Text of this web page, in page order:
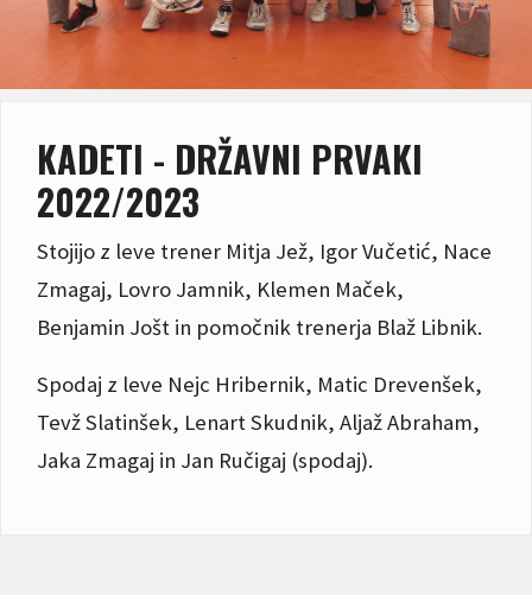
KADETI - DRŽAVNI PRVAKI
2022/2023
Stojijo z leve trener Mitja Jež, Igor Vučetić, Nace
Zmagaj, Lovro Jamnik, Klemen Maček,
Benjamin Jošt in pomočnik trenerja Blaž Libnik.
Spodaj z leve Nejc Hribernik, Matic Drevenšek,
Tevž Slatinšek, Lenart Skudnik, Aljaž Abraham,
Jaka Zmagaj in Jan Ručigaj (spodaj).